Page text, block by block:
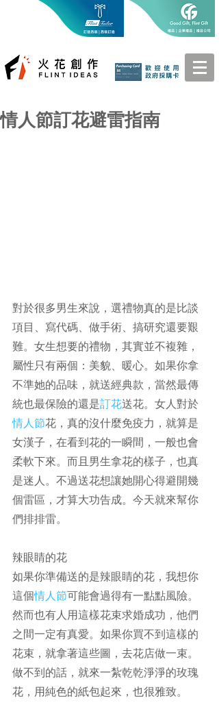
情人節訂花避雷指南
對於很多男生來說，選禮物真的是比談
項目、寫代碼、做手術、搞研究還要艱
難。女生想要的禮物，其實並不複雜，
屬性只有兩個：美貌、暖心。如果你拿
不準她的品味，就送經典款，當然最傳
統也最保險的還是訂花送花。女人對於
情人節花，真的沒什麼免疫力，就算是
女漢子，在看到花的一瞬間，一般也會
柔軟下來。而且男生拿花的樣子，也真
是迷人。不過送花想讓她開心得避開幾
個雷區，才算大功告成。今天就來幫你
們排排雷。
辣眼睛的花
如果你準備送的是辣眼睛的花，我想你
這個情人節可能會過得有一點點風險。
然而也有人用這樣花束求婚成功，他們
之間一定有真愛。如果你買不到這樣的
花束，就拿著這些圖，去花店做一束。
做不到的話，就來一紮乾乾淨淨的玫瑰
花，用純色的紙包起來，也很雅致。